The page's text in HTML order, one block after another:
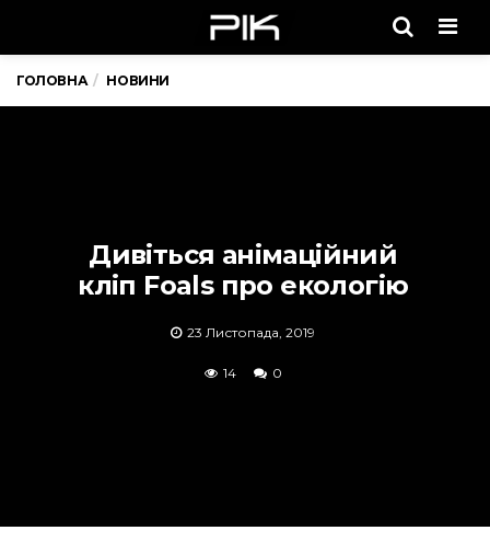
ГОЛОВНА НОВИНИ
Дивіться анімаційний
кліп Foals про екологію
23 Листопада, 2019
14 0